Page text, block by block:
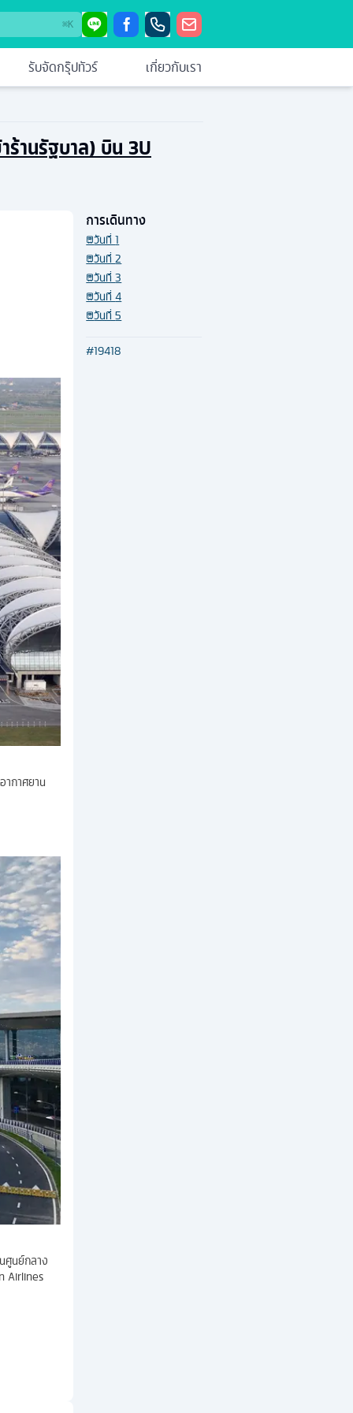
⌘K
รับจัดกรุ๊ปทัวร์ เกี่ยวกับเรา
ร้านรัฐบาล) บิน 3U
ากาศยาน
ศูนย์กลาง
Airlines
การเดินทาง
วันที่1
วันที่2
วันที่3
วันที่4
วันที่5
#19418